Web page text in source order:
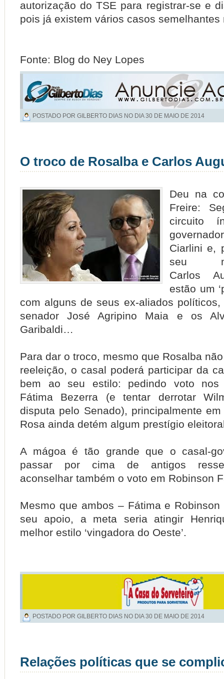
autorização do TSE para registrar-se e
pois já existem vários casos semelhantes
Fonte: Blog do Ney Lopes
POSTADO POR GILBERTO DIAS NO DIA30 DE MAIO DE 2014
O troco de Rosalba e Carlos
Deu na
Freire:
circuito
Ciarlini e,
seu
Carlos
estão um
com alguns de seus ex-aliados
senador José Agripino Maia e os
Garibaldi…
Para dar o troco, mesmo que Rosalba
reeleição, o casal poderá participar da
bem ao seu estilo: pedindo voto nos
Fátima Bezerra (e tentar derrotar
disputa pelo Senado), principalmente
Rosa ainda detém algum prestígio
A mágoa é tão grande que o casal-
passar por cima de antigos
aconselhar também o voto em Robinson
Mesmo que ambos – Fátima e
seu apoio, a meta seria atingir
melhor estilo ‘vingadora do Oeste’.
POSTADO POR GILBERTO DIAS NO DIA30 DE MAIO DE 2014
Relações políticas que se